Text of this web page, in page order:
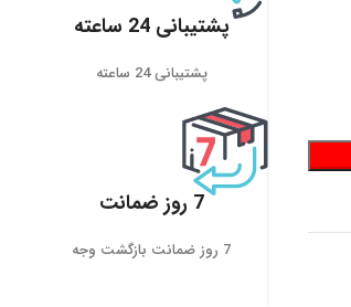
پشتیبانی 24 ساعته
پشتیبانی 24 ساعته
7 روز ضمانت
7 روز ضمانت بازگشت وجه